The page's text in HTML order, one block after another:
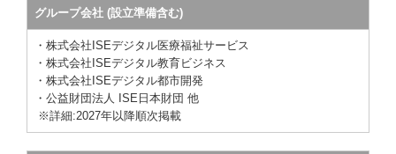
グループ会社 (設立準備含む)
・株式会社ISEデジタル医療福祉サービス
・株式会社ISEデジタル教育ビジネス
・株式会社ISEデジタル都市開発
・公益財団法人 ISE日本財団 他
※詳細:2027年以降順次掲載